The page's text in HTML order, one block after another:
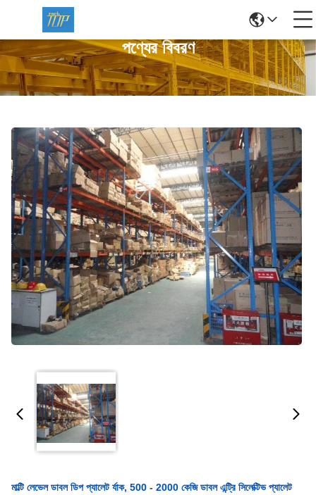
পণ্যের বিবরণ
মাল্টি লেভেল ডাবল ডিপ প্যালেট র্যাক, 500 - 2000 কেজি ডাবল এন্ট্রি সিলেক্টিভ প্যালেট